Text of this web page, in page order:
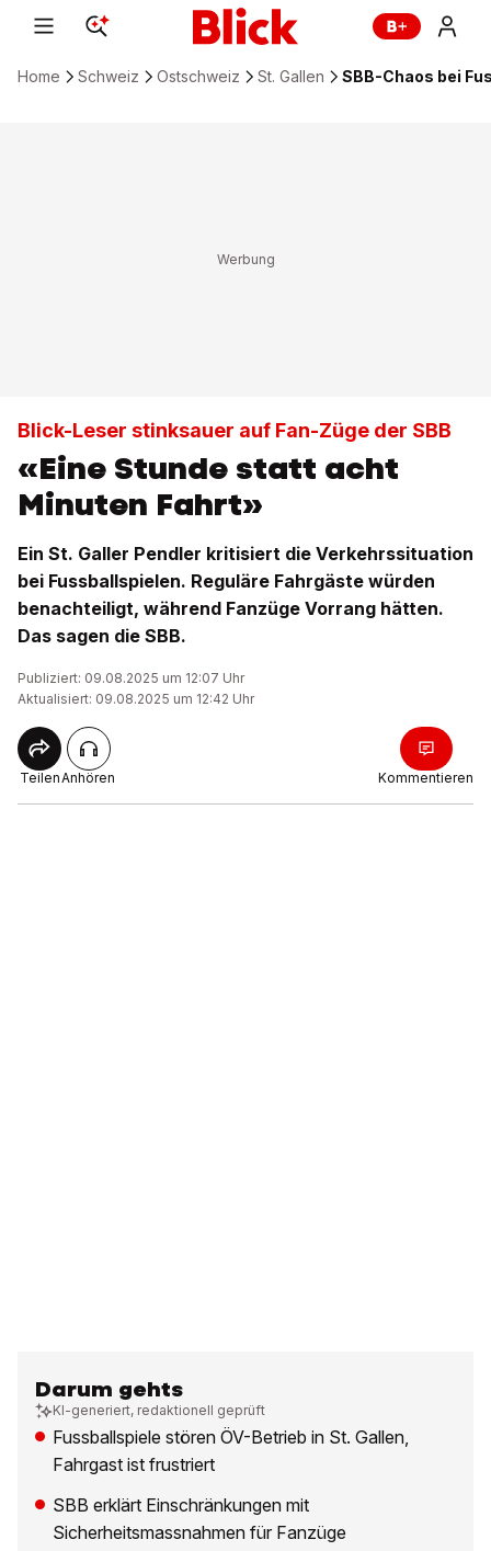
Home Schweiz Ostschweiz St. Gallen SBB-Chaos bei
Blick-Leser stinksauer auf Fan-Züge der SBB
«Eine Stunde statt acht
Minuten Fahrt»
Ein St. Galler Pendler kritisiert die Verkehrssituation
bei Fussballspielen. Reguläre Fahrgäste würden
benachteiligt, während Fanzüge Vorrang hätten.
Das sagen die SBB.
Publiziert: 09.08.2025 um 12:07 Uhr
Aktualisiert: 09.08.2025 um 12:42 Uhr
TeilenAnhören Kommentieren
Darum gehts
KI-generiert, redaktionell geprüft
Fussballspiele stören ÖV-Betrieb in St. Gallen,
Fahrgast ist frustriert
SBB erklärt Einschränkungen mit
Sicherheitsmassnahmen für Fanzüge